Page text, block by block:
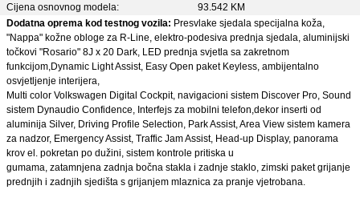
Cijena osnovnog modela:
93.542 KM
Dodatna oprema kod testnog vozila: Presvlake sjedala specijalna koža,
"Nappa" kožne obloge za R-Line, elektro-podesiva prednja sjedala, aluminijski
točkovi "Rosario" 8J x 20 Dark, LED prednja svjetla sa zakretnom
funkcijom,Dynamic Light Assist, Easy Open paket Keyless, ambijentalno
osvjetljenje interijera,
Multi color Volkswagen Digital Cockpit, navigacioni sistem Discover Pro, Sound
sistem Dynaudio Confidence, Interfejs za mobilni telefon,dekor inserti od
aluminija Silver, Driving Profile Selection, Park Assist, Area View sistem kamera
za nadzor, Emergency Assist, Traffic Jam Assist, Head-up Display, panorama
krov el. pokretan po dužini, sistem kontrole pritiska u
gumama, zatamnjena zadnja bočna stakla i zadnje staklo, zimski paket grijanje
prednjih i zadnjih sjedišta s grijanjem mlaznica za pranje vjetrobana.